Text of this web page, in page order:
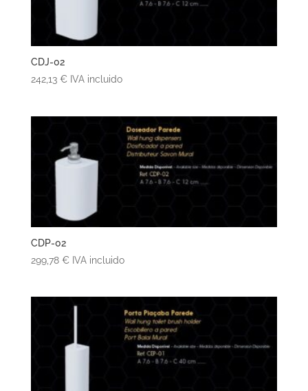
CDJ-02
242,13 € IVA incluido
CDP-02
299,78 € IVA incluido